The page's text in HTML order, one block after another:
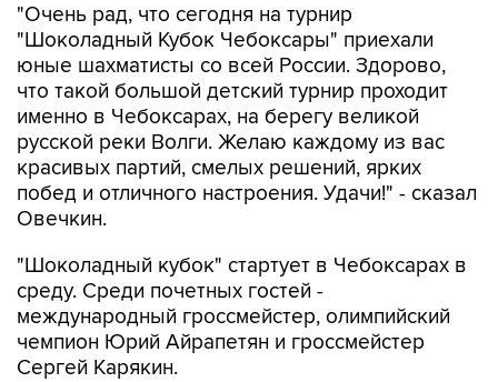
"Очень рад, что сегодня на турнир
"Шоколадный Кубок Чебоксары" приехали
юные шахматисты со всей России. Здорово,
что такой большой детский турнир проходит
именно в Чебоксарах, на берегу великой
русской реки Волги. Желаю каждому из вас
красивых партий, смелых решений, ярких
побед и отличного настроения. Удачи!" - сказал
Овечкин.
"Шоколадный кубок" стартует в Чебоксарах в
среду. Среди почетных гостей -
международный гроссмейстер, олимпийский
чемпион Юрий Айрапетян и гроссмейстер
Сергей Карякин.